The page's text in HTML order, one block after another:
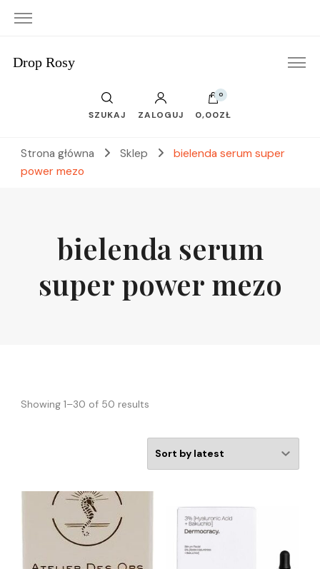
Drop Rosy
SZUKAJ ZALOGUJ
0
0,00ZŁ
Strona główna Sklep
bielenda serum super
power mezo
bielenda serum
super power mezo
Showing 1–30 of 50 results